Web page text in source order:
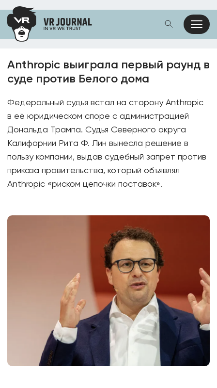
Anthropic выиграла первый раунд в
суде против Белого дома
Федеральный судья встал на сторону Anthropic
в её юридическом споре с администрацией
Дональда Трампа. Судья Северного округа
Калифорнии Рита Ф. Лин вынесла решение в
пользу компании, выдав судебный запрет против
приказа правительства, который объявлял
Anthropic «риском цепочки поставок».